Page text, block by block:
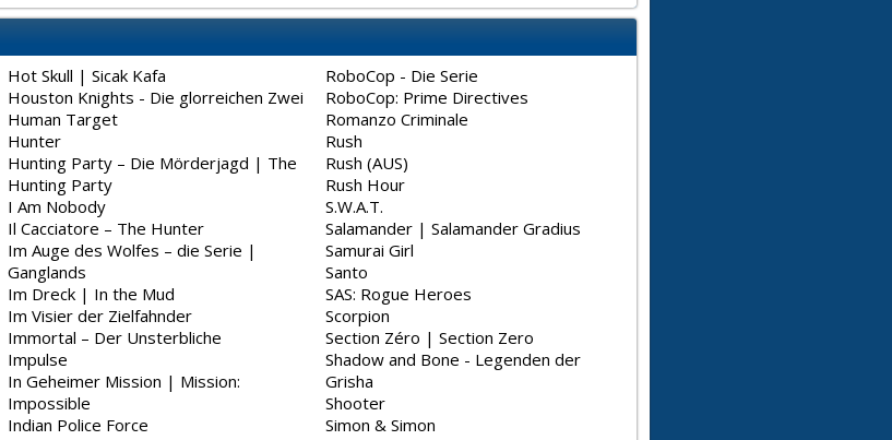
Hot Skull | Sicak Kafa
Houston Knights - Die glorreichen Zwei
Human Target
Hunter
Hunting Party – Die Mörderjagd | The
Hunting Party
I Am Nobody
Il Cacciatore – The Hunter
Im Auge des Wolfes – die Serie |
Ganglands
Im Dreck | In the Mud
Im Visier der Zielfahnder
Immortal – Der Unsterbliche
Impulse
In Geheimer Mission | Mission:
Impossible
Indian Police Force
RoboCop - Die Serie
RoboCop: Prime Directives
Romanzo Criminale
Rush
Rush (AUS)
Rush Hour
S.W.A.T.
Salamander | Salamander Gradius
Samurai Girl
Santo
SAS: Rogue Heroes
Scorpion
Section Zéro | Section Zero
Shadow and Bone - Legenden der
Grisha
Shooter
Simon & Simon